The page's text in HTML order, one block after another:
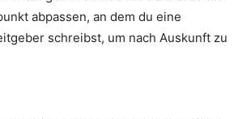
abpassen, an dem du eine
schreibst, um nach Auskunft zu